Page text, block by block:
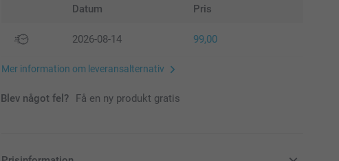
Datum Pris
2026-08-14 99,00
Mer information om leveransalternativ
Blev något fel? Få en ny produkt gratis